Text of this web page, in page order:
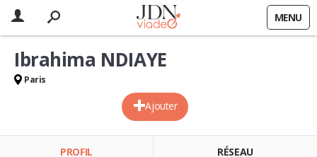
MENU
Ajouter
Ibrahima NDIAYE
Paris
PROFIL RÉSEAU